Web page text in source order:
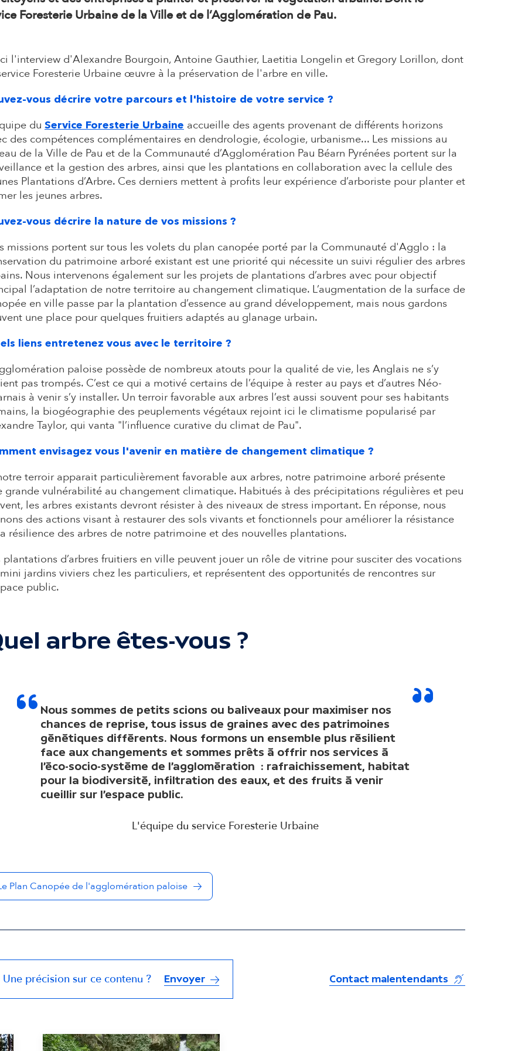
a
r
e
Foresterie Urbaine de la Ville et de l’Agglomération de Pau.
l'interview d'Alexandre Bourgoin, Antoine Gauthier, Laetitia Longelin et Gregory Lorillon, dont
Foresterie Urbaine œuvre à la préservation de l'arbre en ville.
vous décrire votre parcours et l'histoire de votre service ?
du Service Foresterie Urbaine accueille des agents provenant de différents horizons
des compétences complémentaires en dendrologie, écologie, urbanisme... Les missions au
de la Ville de Pau et de la Communauté d’Agglomération Pau Béarn Pyrénées portent sur la
et la gestion des arbres, ainsi que les plantations en collaboration avec la cellule des
Plantations d’Arbre. Ces derniers mettent à profits leur expérience d’arboriste pour planter et
les jeunes arbres.
vous décrire la nature de vos missions ?
missions portent sur tous les volets du plan canopée porté par la Communauté d'Agglo : la
du patrimoine arboré existant est une priorité qui nécessite un suivi régulier des arbres
Nous intervenons également sur les projets de plantations d’arbres avec pour objectif
l’adaptation de notre territoire au changement climatique. L’augmentation de la surface de
en ville passe par la plantation d’essence au grand développement, mais nous gardons
une place pour quelques fruitiers adaptés au glanage urbain.
liens entretenez vous avec le territoire ?
paloise possède de nombreux atouts pour la qualité de vie, les Anglais ne s’y
pas trompés. C’est ce qui a motivé certains de l’équipe à rester au pays et d’autres Néo-
à venir s’y installer. Un terroir favorable aux arbres l’est aussi souvent pour ses habitants
la biogéographie des peuplements végétaux rejoint ici le climatisme popularisé par
Taylor, qui vanta "l’influence curative du climat de Pau".
envisagez vous l'avenir en matière de changement climatique ?
terroir apparait particulièrement favorable aux arbres, notre patrimoine arboré présente
grande vulnérabilité au changement climatique. Habitués à des précipitations régulières et peu
les arbres existants devront résister à des niveaux de stress important. En réponse, nous
des actions visant à restaurer des sols vivants et fonctionnels pour améliorer la résistance
résilience des arbres de notre patrimoine et des nouvelles plantations.
plantations d’arbres fruitiers en ville peuvent jouer un rôle de vitrine pour susciter des vocations
jardins viviers chez les particuliers, et représentent des opportunités de rencontres sur
public.
arbre êtes-vous ?
Nous sommes de petits scions ou baliveaux pour maximiser nos
chances de reprise, tous issus de graines avec des patrimoines
génétiques différents. Nous formons un ensemble plus résilient
face aux changements et sommes prêts à offrir nos services à
l’éco-socio-système de l’agglomération : rafraichissement, habitat
pour la biodiversité, infiltration des eaux, et des fruits à venir
cueillir sur l’espace public.
L'équipe du service Foresterie Urbaine
Plan Canopée de l'agglomération paloise
Une précision sur ce contenu ? Envoyer Contact malentendants (s'ouvre dans